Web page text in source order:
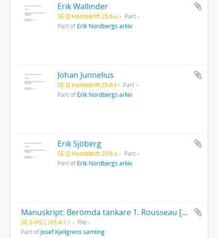
Erik Wallinder
SE Q Handskrift 25:6:u
Part
Part ofErik Nordbergs arkiv
Johan Junnelius
SE Q Handskrift 25:6:t
Part
Part ofErik Nordbergs arkiv
Erik Sjöberg
SE Q Handskrift 25:6:s
Part
Part ofErik Nordbergs arkiv
Manuskript: Berömda tänkare 1. Rousseau [av Josef Kjellgren ?]
SE S-HS L165:4:1:r
File
Part ofJosef Kjellgrens samling